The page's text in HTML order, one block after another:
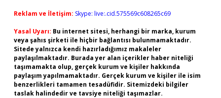
Reklam ve İletişim: Skype: live:.cid.575569c608265c69
Yasal Uyarı: Bu internet sitesi, herhangi bir marka, kurum
veya şahıs şirketi ile hiçbir bağlantısı bulunmamaktadır.
Sitede yalnızca kendi hazırladığımız makaleler
paylaşılmaktadır. Burada yer alan içerikler haber niteliği
taşımamakta olup, gerçek kurum ve kişiler hakkında
paylaşım yapılmamaktadır. Gerçek kurum ve kişiler ile isim
benzerlikleri tamamen tesadüfidir. Sitemizdeki bilgiler
taslak halindedir ve tavsiye niteliği taşımazlar.